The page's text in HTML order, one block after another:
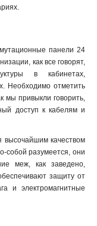
панели 24
как все говорят,
в кабинетах,
Необходимо отметить
мы привыкли говорить,
доступ к кабелям и
высочайшим качеством
собой разумеется, они
меж, как заведено,
защиту от
и электромагнитные